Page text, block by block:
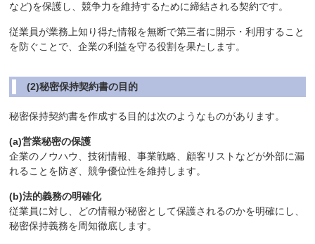
など)を保護し、競争力を維持するために締結される契約です。
従業員が業務上知り得た情報を無断で第三者に開示・利用すること
を防ぐことで、企業の利益を守る役割を果たします。
(2)秘密保持契約書の目的
秘密保持契約書を作成する目的は次のようなものがあります。
(a)営業秘密の保護
企業のノウハウ、技術情報、事業戦略、顧客リストなどが外部に漏
れることを防ぎ、競争優位性を維持します。
(b)法的義務の明確化
従業員に対し、どの情報が秘密として保護されるのかを明確にし、
秘密保持義務を周知徹底します。